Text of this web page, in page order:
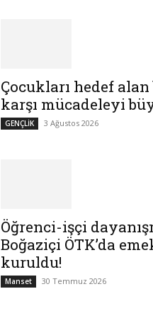
Çocukları hedef
karşı mücadeleyi
GENÇLİK 3 Ağustos 2026
Öğrenci-işçi
Boğaziçi ÖTK’da
kuruldu!
Manset 30 Temmuz 2026